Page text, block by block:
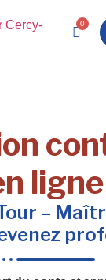
0
ligne
–